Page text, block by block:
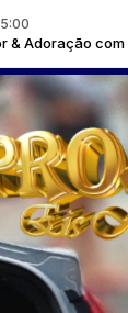
com
- Egito